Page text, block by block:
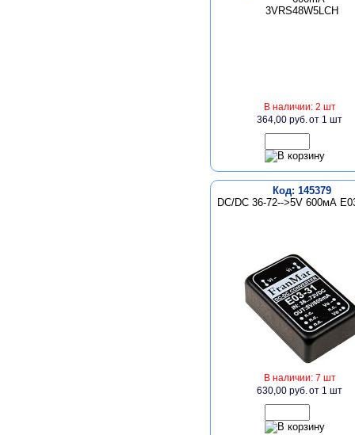
В наличии: 2 шт
364,00 руб.от 1 шт
Код: 145379
DC/DC 36-72-->5V 600мА
В наличии: 7 шт
630,00 руб.от 1 шт